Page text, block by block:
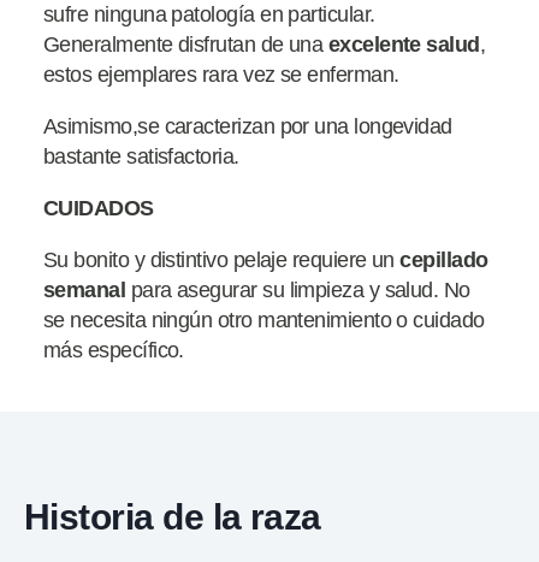
sufre ninguna patología en particular.
Generalmente disfrutan de una excelente salud,
estos ejemplares rara vez se enferman.
Asimismo,se caracterizan por una longevidad
bastante satisfactoria.
CUIDADOS
Su bonito y distintivo pelaje requiere uncepillado
semanal para asegurar su limpieza y salud. No
se necesita ningún otro mantenimiento o cuidado
más específico.
Historia de la raza